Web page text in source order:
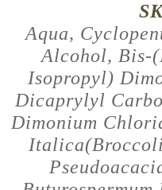
Aqua,
Alcohol, Bis-
Isopropyl)
Dicaprylyl
Dimonium